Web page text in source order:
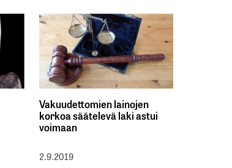
Vakuudettomien lainojen
korkoa säätelevä laki astui
voimaan
2.9.2019